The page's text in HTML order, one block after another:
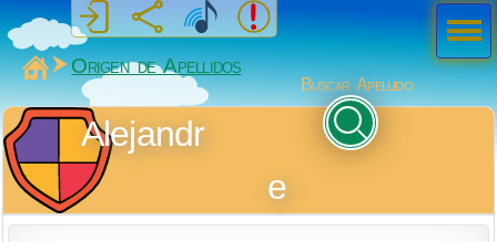
MiSabueso
Origen de Apellidos
Buscar Apellido
Alejandr
e
Men
ú